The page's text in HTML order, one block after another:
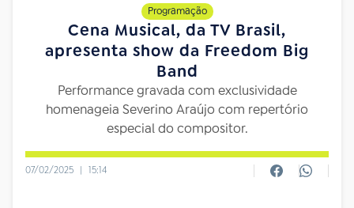
Programação
Cena Musical, da TV Brasil,
apresenta show da Freedom Big
Band
Performance gravada com exclusividade
homenageia Severino Araújo com repertório
especial do compositor.
07/02/2025 | 15:14